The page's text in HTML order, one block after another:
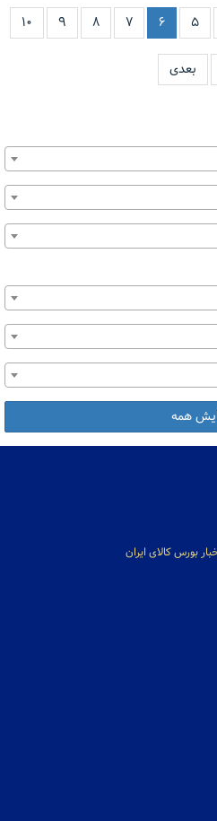
۵ ۶ ۷ ۸ ۹ ۱۰
بعدی
همه
بورس کالای ایران